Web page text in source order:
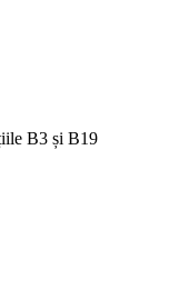
B3 și B19